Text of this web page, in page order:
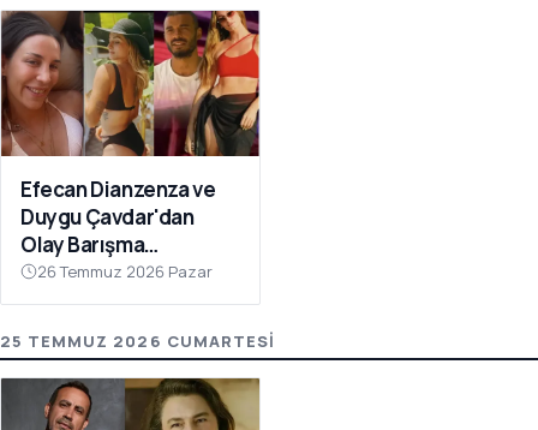
Efecan Dianzenza ve
Duygu Çavdar'dan
Olay Barışma
Açıklaması!
26 Temmuz 2026 Pazar
25 TEMMUZ 2026 CUMARTESI